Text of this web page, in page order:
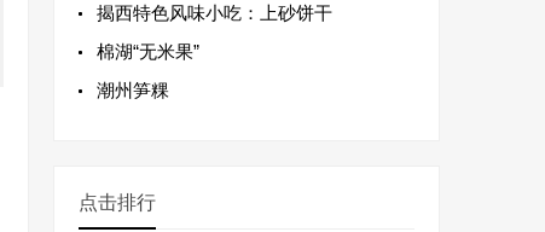
揭西特色风味小吃：上砂饼干
棉湖“无米果”
潮州笋粿
点击排行